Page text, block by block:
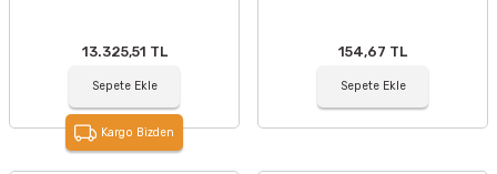
13.325,51 TL
Sepete Ekle
Kargo Bizden
154,67 TL
Sepete Ekle